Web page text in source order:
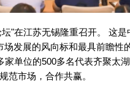
"在江苏无锡隆重召开。
这是
发展的风向标和最具前瞻
单位的500多名代表齐聚太
范市场，合作共赢。